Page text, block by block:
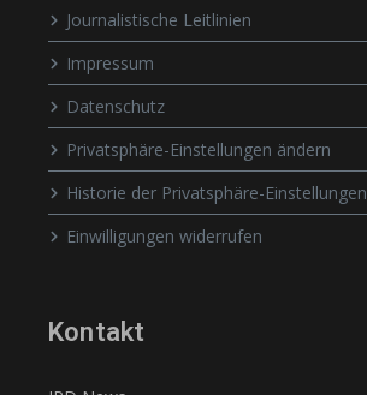
Journalistische Leitlinien
Impressum
Datenschutz
Privatsphäre-Einstellungen ändern
Historie der Privatsphäre-Einstellungen
Einwilligungen widerrufen
Kontakt